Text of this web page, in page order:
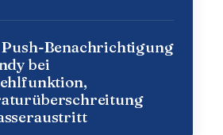
Push-Benachrichtigung
bei